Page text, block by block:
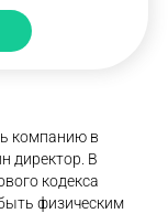
компанию в
директор. В
кодекса
физическим